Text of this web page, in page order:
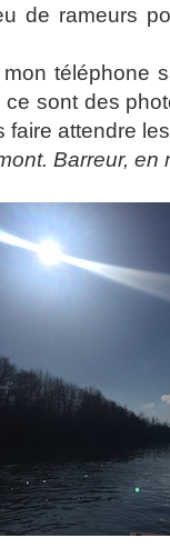
de rameurs
téléphone
sont des
faire attendre
Barreur, en